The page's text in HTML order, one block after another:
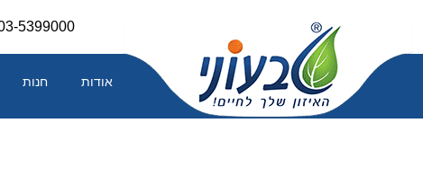
content
5399000
אודות חנות